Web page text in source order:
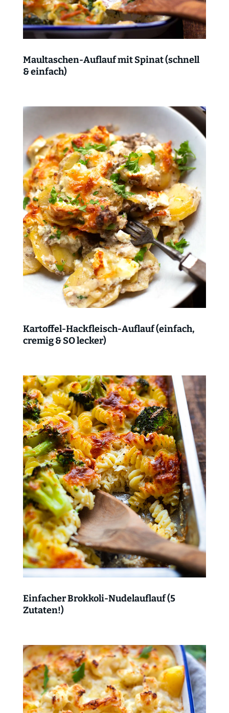
Maultaschen-Auflauf mit Spinat (schnell
& einfach)
Kartoffel-Hackfleisch-Auflauf (einfach,
cremig & SO lecker)
Einfacher Brokkoli-Nudelauflauf (5
Zutaten!)